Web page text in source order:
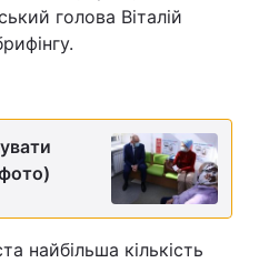
голова Віталій
найбільша кількість